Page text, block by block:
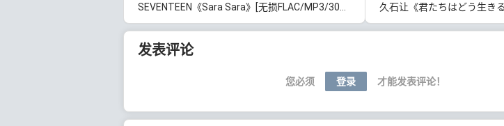
SEVENTEEN《Sara Sara》[无损FLAC/MP3/30MB]百度云网盘下载
久石让《君たちはどう生きるか サウンドトラック》[
发表评论
您必须 登录 才能发表评论！